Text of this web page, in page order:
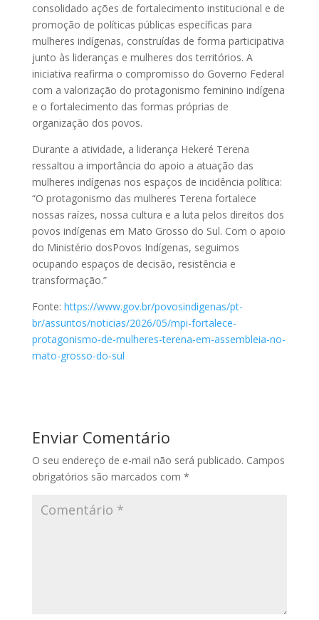
consolidado ações de fortalecimento institucional e de
promoção de políticas públicas específicas para
mulheres indígenas, construídas de forma participativa
junto às lideranças e mulheres dos territórios. A
iniciativa reafirma o compromisso do Governo Federal
com a valorização do protagonismo feminino indígena
e o fortalecimento das formas próprias de
organização dos povos.
Durante a atividade, a liderança Hekeré Terena
ressaltou a importância do apoio a atuação das
mulheres indígenas nos espaços de incidência política:
“O protagonismo das mulheres Terena fortalece
nossas raízes, nossa cultura e a luta pelos direitos dos
povos indígenas em Mato Grosso do Sul. Com o apoio
do Ministério dosPovos Indígenas, seguimos
ocupando espaços de decisão, resistência e
transformação.”
Fonte: https://www.gov.br/povosindigenas/pt-
br/assuntos/noticias/2026/05/mpi-fortalece-
protagonismo-de-mulheres-terena-em-assembleia-no-
mato-grosso-do-sul
Enviar Comentário
O seu endereço de e-mail não será publicado. Campos
obrigatórios são marcados com *